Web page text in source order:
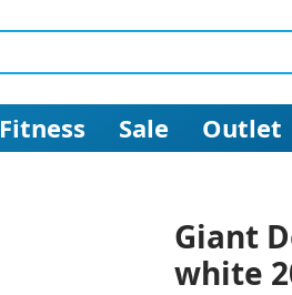
Fitness Sale Outlet
Giant
white